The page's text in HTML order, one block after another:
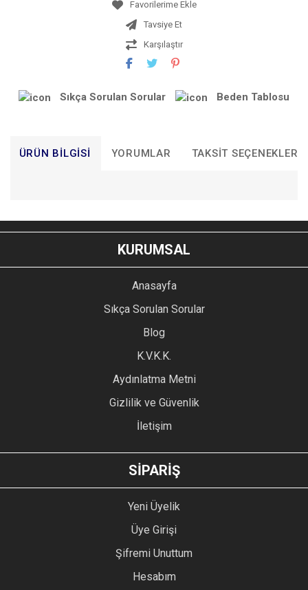
Tavsiye Et
Karşılaştır
Sıkça Sorulan Sorular Beden Tablosu
ÜRÜN BILGISI YORUMLAR TAKSIT SEÇENEKLERI
YORUM YAZ
Bu ürünün fiyat bilgisi, resim, ürün açıklamalarında ve diğer
konularda yetersiz gördüğünüz noktaları öneri formunu
kullanarak tarafımıza iletebilirsiniz.
Ürün resmi kalitesiz, bozuk veya görüntülenemiyor.
Ürün açıklamasında eksik bilgiler bulunuyor.
Ürün bilgilerinde hatalar bulunuyor.
Ürün fiyatı diğer sitelerden daha pahalı.
GÖNDER
KURUMSAL
Anasayfa
Sıkça Sorulan Sorular
Blog
K.V.K.K.
Aydınlatma Metni
Gizlilik ve Güvenlik
İletişim
SİPARİŞ
Yeni Üyelik
Üye Girişi
Şifremi Unuttum
Hesabım